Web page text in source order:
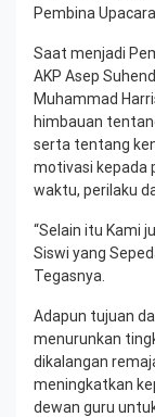
Pembina
Saat menjadi
AKP Asep
Muhammad
himbauan
serta tentang
motivasi kepada
waktu, perilaku
“Selain itu Kami
Siswi yang
Tegasnya.
Adapun tujuan
menurunkan
dikalangan
meningkatkan
dewan guru